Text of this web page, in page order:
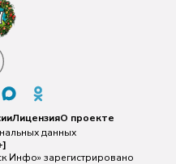
ЛицензияО проекте
данных
Инфо» зарегистрировано